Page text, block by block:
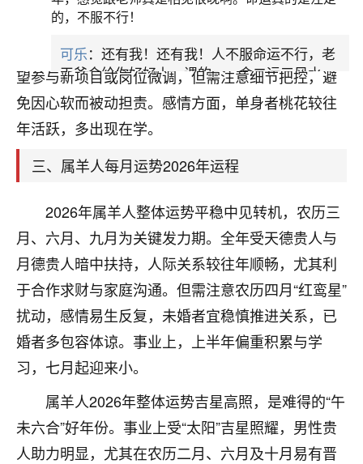
为羊之三合贵人，上半年尤其利于沟通协作与技能
提升。职场中易得长辈或女性同事提携，部分人有
望参与新项目或岗位微调，但需注意细节把控，避
免因心软而被动担责。感情方面，单身者桃花较往
年活跃，多出现在学。
三、属羊人每月运势2026年运程
2026年属羊人整体运势平稳中见转机，农历三
月、六月、九月为关键发力期。全年受天德贵人与
月德贵人暗中扶持，人际关系较往年顺畅，尤其利
于合作求财与家庭沟通。但需注意农历四月“红鸾星”
扰动，感情易生反复，未婚者宜稳慎推进关系，已
婚者多包容体谅。事业上，上半年偏重积累与学
习，七月起迎来小。
属羊人2026年整体运势吉星高照，是难得的“午
未六合”好年份。事业上受“太阳”吉星照耀，男性贵
人助力明显，尤其在农历二月、六月及十月易有晋
的，不服不行！
可乐：还有我！还有我！人不服命运不行，老
天爷会给你好好上一课的。一命二运三风水，
哪样不服都不行！
平安是福：我也是每年找老师化太岁，看年
卦，认识老师3年了，都是缘分啊！
17分钟前 来自湖北
心若莲花
我是做餐饮的，这两年，生意屡屡受挫，店开一家关
一家，要么生意不好，生意好的就出事。前些年攒的
家底快败光了，真是倒霉！我也想找人看看到底怎么
回事？
鹿森：你可以找老师看看，人有时不服命不行
啊！
太阳当空赵：我也做餐饮的，生意不算大，但
是我从找店开始都是找慧来老师跟进的，选
址、风水、还有开业日子，哪哪都看了，虽然
大环境不好，但是我家生意还可以，前几天又
刚找老师做了补财库，希望财运更好一点！